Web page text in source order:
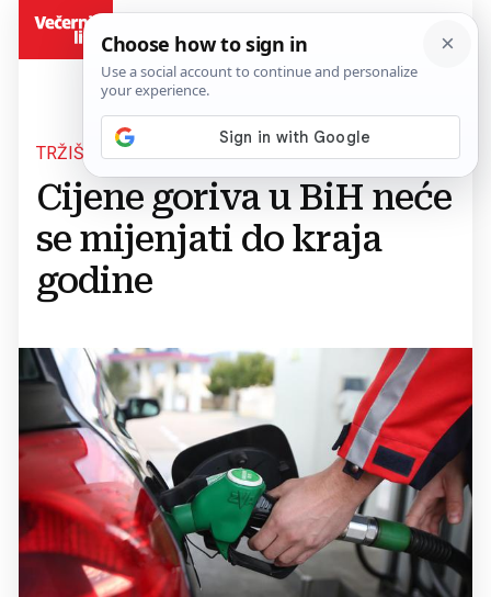
TRŽIŠTE NAFTE SE STABILIZIRALO
Cijene goriva u BiH neće
se mijenjati do kraja
godine